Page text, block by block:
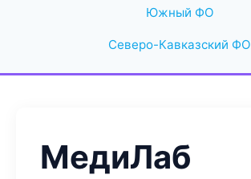
Южный ФО
Северо-Кавказский ФО
МедиЛаб